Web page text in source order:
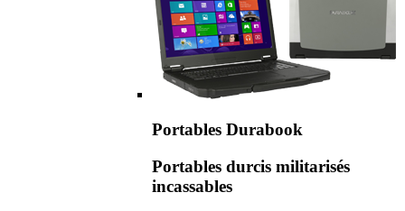
Portables Durabook
Portables durcis militarisés
incassables